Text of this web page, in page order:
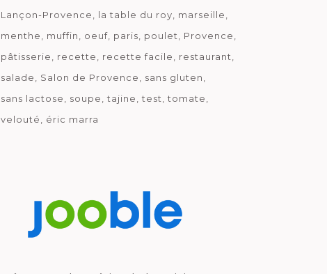
Lançon-Provence
la table du roy
marseille
menthe
muffin oeuf paris poulet
Provence
pâtisserie
recette recette facile
restaurant
salade
Salon de Provence
sans gluten
sans lactose
soupe tajine test
tomate
velouté
éric marra